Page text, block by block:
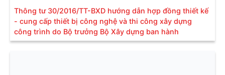
Thông tư 30/2016/TT-BXD hướng dẫn hợp đồng thiết kế
- cung cấp thiết bị công nghệ và thi công xây dựng
công trình do Bộ trưởng Bộ Xây dựng ban hành